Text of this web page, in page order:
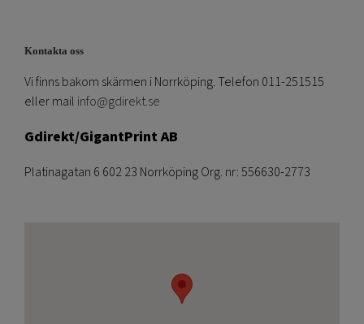
Kontakta oss
Vi finns bakom skärmen i Norrköping. Telefon 011-251515
eller mail info@gdirekt.se
Gdirekt/GigantPrint AB
Platinagatan 6 602 23 Norrköping Org. nr: 556630-2773